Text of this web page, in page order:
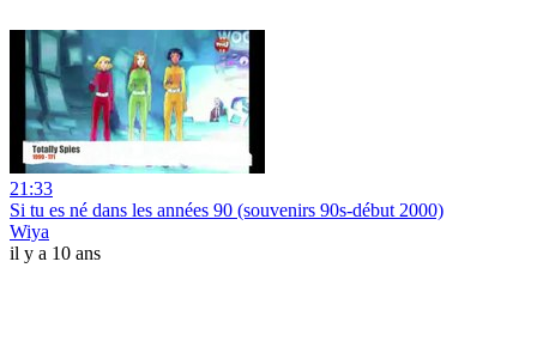
21:33
Si tu es né dans les années 90 (souvenirs 90s-début 2000)
Wiya
il y a 10 ans